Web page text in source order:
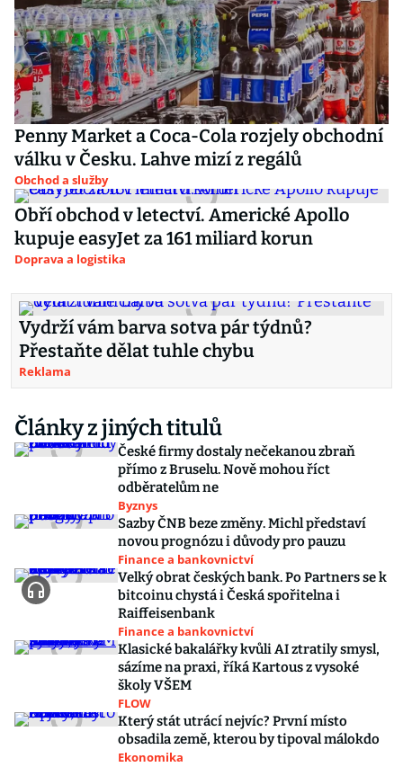
Penny Market a Coca-Cola rozjely obchodní
válku v Česku. Lahve mizí z regálů
Obchod a služby
Obří obchod v letectví. Americké Apollo
kupuje easyJet za 161 miliard korun
Doprava a logistika
Vydrží vám barva sotva pár týdnů?
Přestaňte dělat tuhle chybu
Reklama
Články z jiných titulů
České firmy dostaly nečekanou zbraň
přímo z Bruselu. Nově mohou říct
odběratelům ne
Byznys
Sazby ČNB beze změny. Michl představí
novou prognózu i důvody pro pauzu
Finance a bankovnictví
Velký obrat českých bank. Po Partners se k
bitcoinu chystá i Česká spořitelna i
Raiffeisenbank
Finance a bankovnictví
Klasické bakalářky kvůli AI ztratily smysl,
sázíme na praxi, říká Kartous z vysoké
školy VŠEM
FLOW
Který stát utrácí nejvíc? První místo
obsadila země, kterou by tipoval málokdo
Ekonomika